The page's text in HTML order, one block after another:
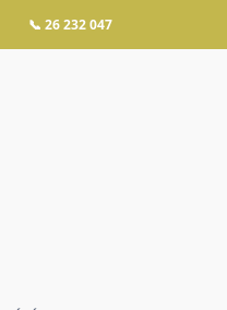
📞 26 232 047